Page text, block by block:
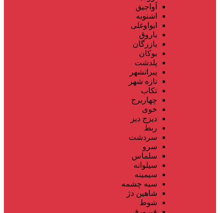
آواجیق
اشنویه
ایواوغلی
باروق
بازرگان
بوکان
پلدشت
پیرانشهر
تازه شهر
تکاب
چهاربرج
خوی
دیزج دیز
ربط
سردشت
سرو
سلماس
سیلوانه
سیمینه
سیه چشمه
شاهین دژ
شوط